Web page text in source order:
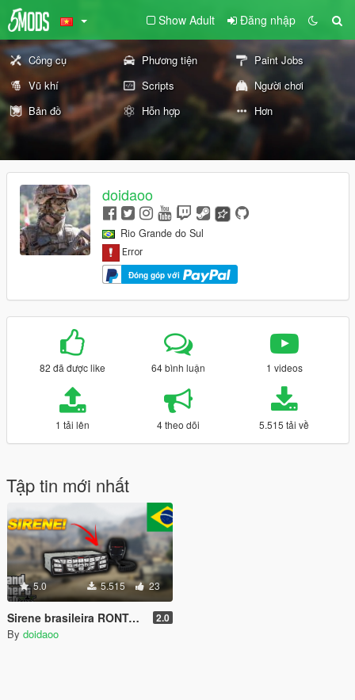
Show Adult Đăng nhập
Công cụ Phương tiện
Paint Jobs
Vũ khí
Scripts
Người chơi
Bản đồ
Hỗn hợp Hơn
doidaoo
Rio Grande do Sul
Đóng góp với
82 đã được like 64 bình luận 1 videos
1 tải lên 4 theo dõi 5.515 tải về
Tập tin mới nhất
5.0 5.515 23
Sirene brasileira RONTAN RT1000 2 Geração - PRF 2.0
By doidaoo